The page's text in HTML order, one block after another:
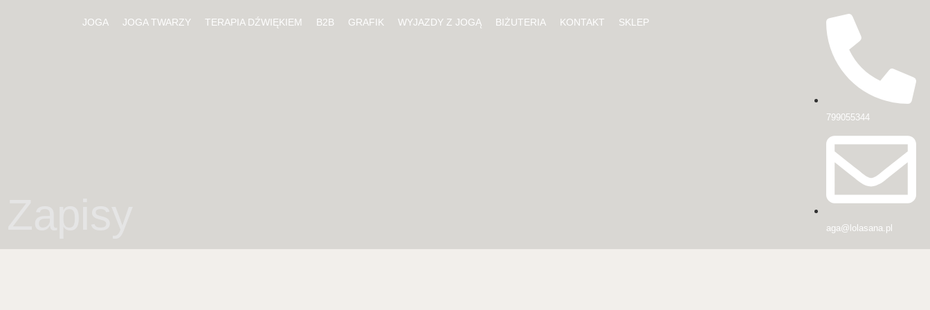
JOGA JOGA TWARZY TERAPIA DŹWIĘKIEM B2B GRAFIK WYJAZDY Z JOGĄ BIŻUTERIA KONTAKT SKLEP
799055344
aga@lolasana.pl